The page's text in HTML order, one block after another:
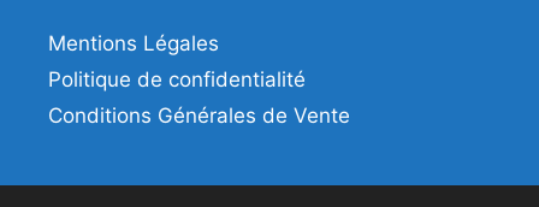
Mentions Légales
Politique de confidentialité
Conditions Générales de Vente